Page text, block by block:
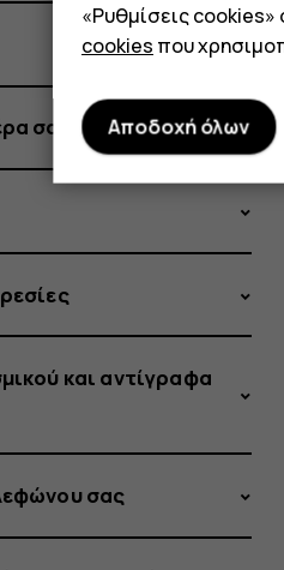
σας
και αντίγραφα
σας
«Ρυθμίσεις
cookies που
Αποδοχή όλων